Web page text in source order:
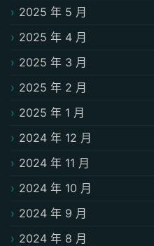
2025 年 5 月
2025 年 4 月
2025 年 3 月
2025 年 2 月
2025 年 1 月
2024 年 12 月
2024 年 11 月
2024 年 10 月
2024 年 9 月
2024 年 8 月